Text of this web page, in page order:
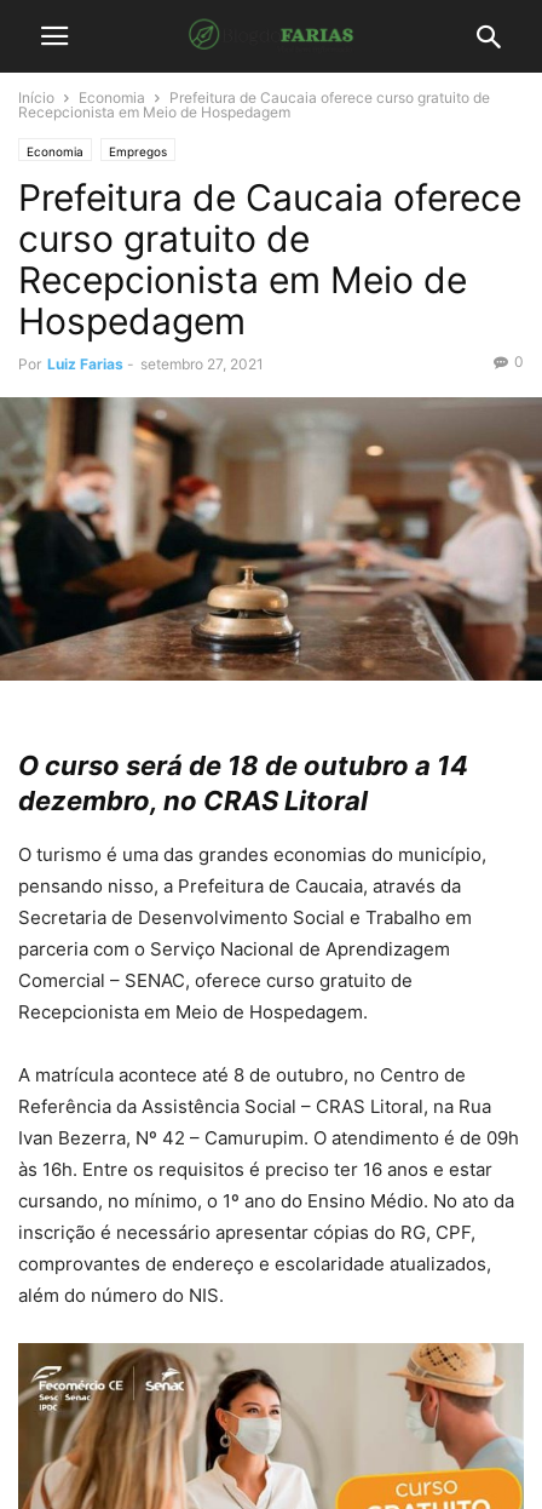
Início Economia
Prefeitura de Caucaia oferece curso gratuito de
Recepcionista em Meio de Hospedagem
Economia Empregos
Prefeitura de Caucaia oferece
curso gratuito de
Recepcionista em Meio de
Hospedagem
Por Luiz Farias - setembro 27, 2021 0
O curso será de 18 de outubro a 14
dezembro, no CRAS Litoral
O turismo é uma das grandes economias do município,
pensando nisso, a Prefeitura de Caucaia, através da
Secretaria de Desenvolvimento Social e Trabalho em
parceria com o Serviço Nacional de Aprendizagem
Comercial – SENAC, oferece curso gratuito de
Recepcionista em Meio de Hospedagem.
A matrícula acontece até 8 de outubro, no Centro de
Referência da Assistência Social – CRAS Litoral, na Rua
Ivan Bezerra, Nº 42 – Camurupim. O atendimento é de 09h
às 16h. Entre os requisitos é preciso ter 16 anos e estar
cursando, no mínimo, o 1º ano do Ensino Médio. No ato da
inscrição é necessário apresentar cópias do RG, CPF,
comprovantes de endereço e escolaridade atualizados,
além do número do NIS.